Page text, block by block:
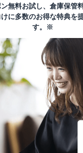
無料お試し、倉庫保管
に多数のお得な特典を
す。※